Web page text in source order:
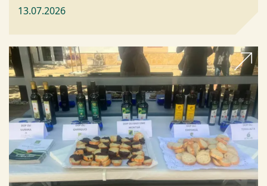
13.07.2026